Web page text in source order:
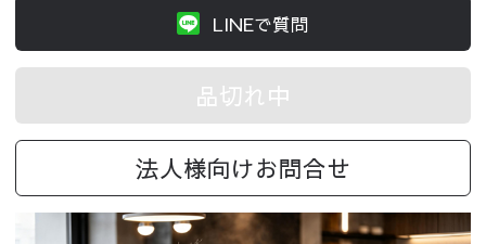
LINEで質問
品切れ中
法人様向けお問合せ